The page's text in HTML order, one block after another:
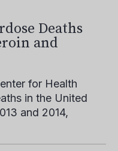
Deaths
and
for Health
in the United
and 2014,